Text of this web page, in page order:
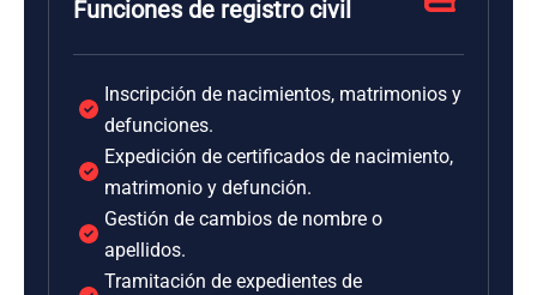
Funciones de registro civil
Inscripción de nacimientos, matrimonios y
defunciones.
Expedición de certificados de nacimiento,
matrimonio y defunción.
Gestión de cambios de nombre o
apellidos.
Tramitación de expedientes de